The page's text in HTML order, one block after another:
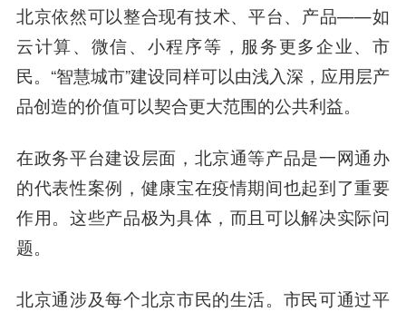
北京依然可以整合现有技术、平台、产品——如
云计算、微信、小程序等，服务更多企业、市
民。“智慧城市”建设同样可以由浅入深，应用层产
品创造的价值可以契合更大范围的公共利益。
在政务平台建设层面，北京通等产品是一网通办
的代表性案例，健康宝在疫情期间也起到了重要
作用。这些产品极为具体，而且可以解决实际问
题。
北京通涉及每个北京市民的生活。市民可通过平